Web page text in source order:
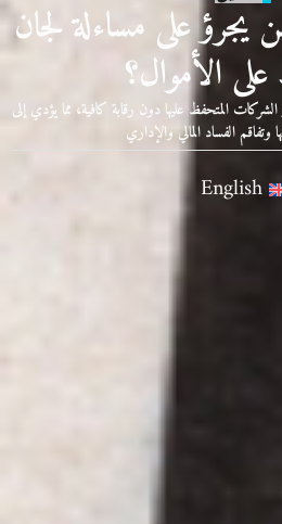
يجرؤ على مساءلة لجان
الأموال؟
المتحفظ عليها دون رقابة كافية، مما يؤدي إلى
وتفاقم الفساد المالي والإداري
English